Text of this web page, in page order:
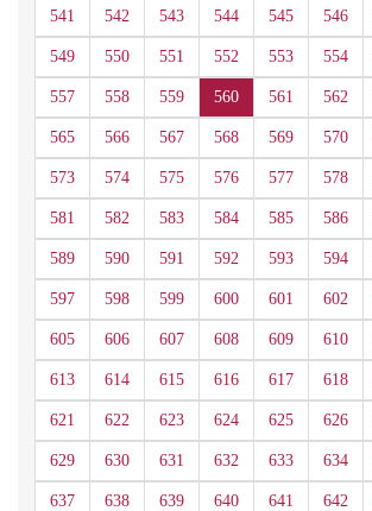
541 542 543 544 545 546
549 550 551 552 553 554
557 558 559 560 561 562
565 566 567 568 569 570
573 574 575 576 577 578
581 582 583 584 585 586
589 590 591 592 593 594
597 598 599 600 601 602
605 606 607 608 609 610
613 614 615 616 617 618
621 622 623 624 625 626
629 630 631 632 633 634
637 638 639 640 641 642